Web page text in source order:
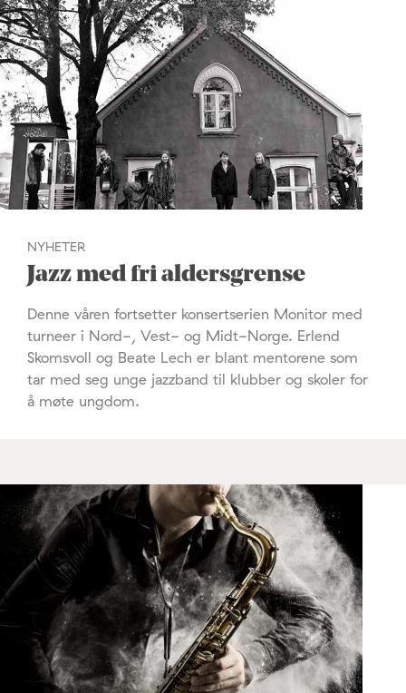
NYHETER
Jazz med fri aldersgrense
Denne våren fortsetter konsertserien Monitor med
turneer i Nord-, Vest- og Midt-Norge. Erlend
Skomsvoll og Beate Lech er blant mentorene som
tar med seg unge jazzband til klubber og skoler for
å møte ungdom.